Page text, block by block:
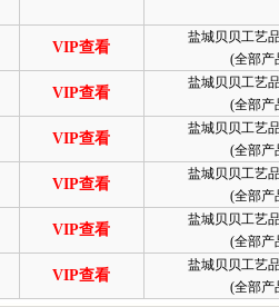
VIP查看
盐城贝贝工艺
(全部产
VIP查看
盐城贝贝工艺
(全部产
VIP查看
盐城贝贝工艺
(全部产
VIP查看
盐城贝贝工艺
(全部产
VIP查看
盐城贝贝工艺
(全部产
VIP查看
盐城贝贝工艺
(全部产